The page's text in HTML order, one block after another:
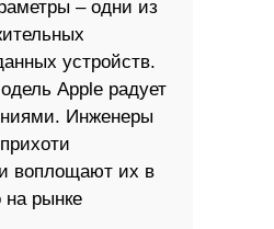
– одни из
устройств.
Apple радует
Инженеры
воплощают их в
на рынке